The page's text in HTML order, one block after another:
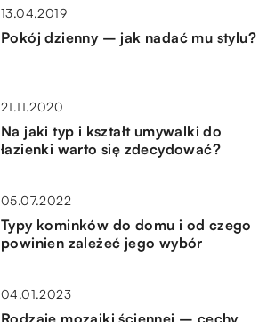
13.04.2019
Pokój dzienny – jak nadać mu stylu?
21.11.2020
Na jaki typ i kształt umywalki do
łazienki warto się zdecydować?
05.07.2022
Typy kominków do domu i od czego
powinien zależeć jego wybór
04.01.2023